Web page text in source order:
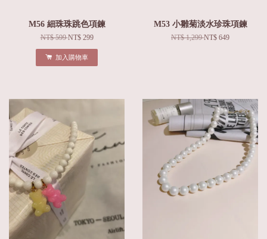
M56 細珠珠跳色項鍊
NT$ 599NT$ 299
加入購物車
M53 小雛菊淡水珍珠項鍊
NT$ 1,299NT$ 649